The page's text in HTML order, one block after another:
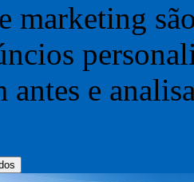
marketing
antes e